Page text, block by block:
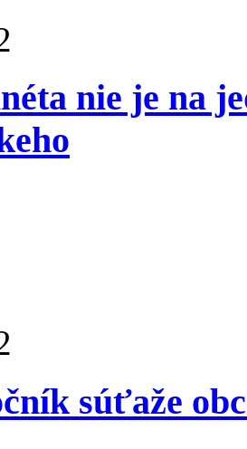
nie je na
súťaže